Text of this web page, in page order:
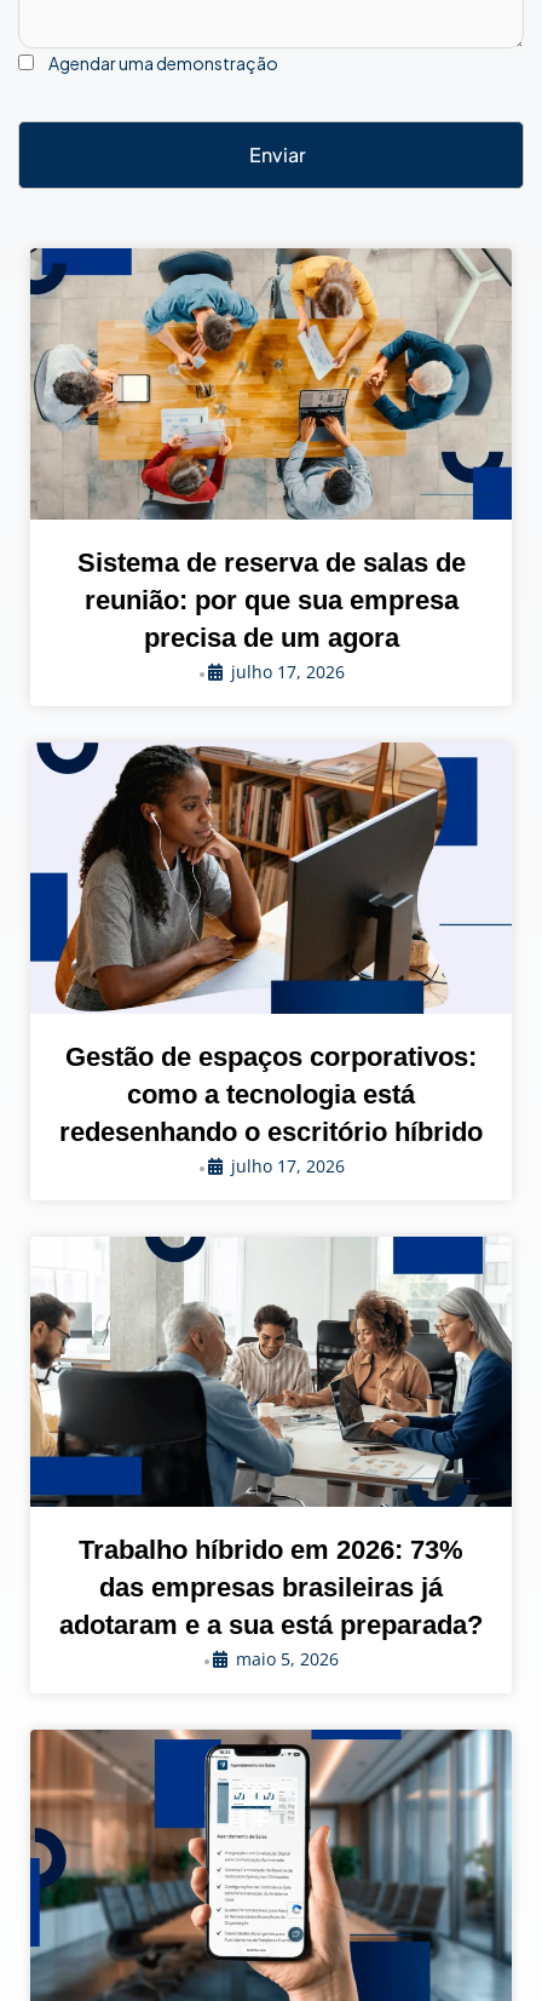
Agendar uma demonstração
Enviar
Sistema de reserva de salas de
reunião: por que sua empresa
precisa de um agora
• julho 17, 2026
Gestão de espaços corporativos:
como a tecnologia está
redesenhando o escritório híbrido
• julho 17, 2026
Trabalho híbrido em 2026: 73%
das empresas brasileiras já
adotaram e a sua está preparada?
• maio 5, 2026